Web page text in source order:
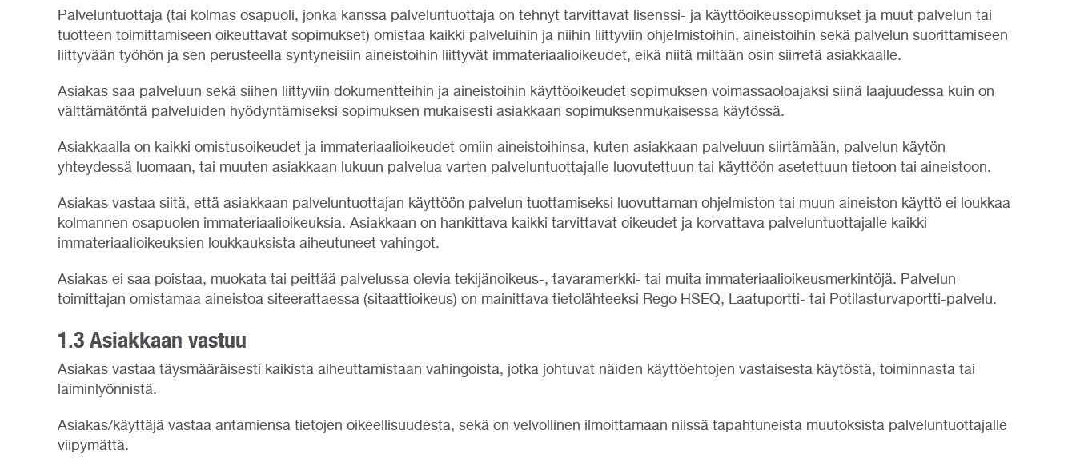
Palveluntuottaja (tai kolmas osapuoli, jonka kanssa palveluntuottaja on tehnyt tarvittavat lisenssi- ja käyttöoikeussopimukset ja muut palvelun tai
tuotteen toimittamiseen oikeuttavat sopimukset) omistaa kaikki palveluihin ja niihin liittyviin ohjelmistoihin, aineistoihin sekä palvelun suorittamiseen
liittyvään työhön ja sen perusteella syntyneisiin aineistoihin liittyvät immateriaalioikeudet, eikä niitä miltään osin siirretä asiakkaalle.
Asiakas saa palveluun sekä siihen liittyviin dokumentteihin ja aineistoihin käyttöoikeudet sopimuksen voimassaoloajaksi siinä laajuudessa kuin on
välttämätöntä palveluiden hyödyntämiseksi sopimuksen mukaisesti asiakkaan sopimuksenmukaisessa käytössä.
Asiakkaalla on kaikki omistusoikeudet ja immateriaalioikeudet omiin aineistoihinsa, kuten asiakkaan palveluun siirtämään, palvelun käytön
yhteydessä luomaan, tai muuten asiakkaan lukuun palvelua varten palveluntuottajalle luovutettuun tai käyttöön asetettuun tietoon tai aineistoon.
Asiakas vastaa siitä, että asiakkaan palveluntuottajan käyttöön palvelun tuottamiseksi luovuttaman ohjelmiston tai muun aineiston käyttö ei loukkaa
kolmannen osapuolen immateriaalioikeuksia. Asiakkaan on hankittava kaikki tarvittavat oikeudet ja korvattava palveluntuottajalle kaikki
immateriaalioikeuksien loukkauksista aiheutuneet vahingot.
Asiakas ei saa poistaa, muokata tai peittää palvelussa olevia tekijänoikeus-, tavaramerkki- tai muita immateriaalioikeusmerkintöjä. Palvelun
toimittajan omistamaa aineistoa siteerattaessa (sitaattioikeus) on mainittava tietolähteeksi Rego HSEQ, Laatuportti- tai Potilasturvaportti-palvelu.
1.3 Asiakkaan vastuu
Asiakas vastaa täysmääräisesti kaikista aiheuttamistaan vahingoista, jotka johtuvat näiden käyttöehtojen vastaisesta käytöstä, toiminnasta tai
laiminlyönnistä.
Asiakas/käyttäjä vastaa antamiensa tietojen oikeellisuudesta, sekä on velvollinen ilmoittamaan niissä tapahtuneista muutoksista palveluntuottajalle
viipymättä.